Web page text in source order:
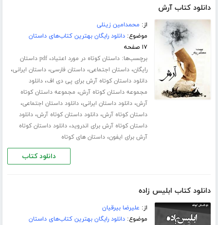
دانلود کتاب آرش
از: محمدامین زینلی
موضوع:دانلود رایگان بهترین کتاب‌های داستان
۱۷ صفحه
برچسب‌ها:داستان کوتاه در مورد اعتیاد،
pdf داستان
رایگان،داستان اجتماعی،داستان فارسی،داستان ایرانی،
دانلود داستان کوتاه آرش برای پی دی اف،دانلود
مجموعه داستان کوتاه آرش، مجموعه داستان کوتاه
آرش،دانلود داستان ایرانی،دانلود داستان اجتماعی،
داستان کوتاه آرش،دانلود داستان کوتاه آرش،دانلود
داستان کوتاه آرش برای اندروید،دانلود داستان کوتاه
آرش برای ایفون،داستان های کوتاه
دانلود کتاب
دانلود کتاب ابلیس زاده
از: علیرضا بیرقیان
موضوع:دانلود رایگان بهترین کتاب‌های داستان